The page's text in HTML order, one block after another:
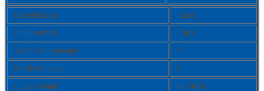
Bestelleinheit:
Stück
Inhaltseinheit:
Stück
Verpackungsmenge:
1
Mindestmenge:
1
Lagerbestand:
94 Stück